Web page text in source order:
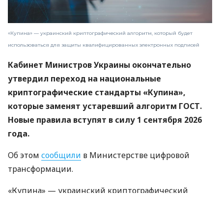
«Купина» — украинский криптографический алгоритм, который будет
использоваться для защиты квалифицированных электронных подписей
Кабинет Министров Украины окончательно
утвердил переход на национальные
криптографические стандарты «Купина»,
которые заменят устаревший алгоритм ГОСТ.
Новые правила вступят в силу 1 сентября 2026
года.
Об этом сообщили в Министерстве цифровой
трансформации.
«Купина» — украинский криптографический